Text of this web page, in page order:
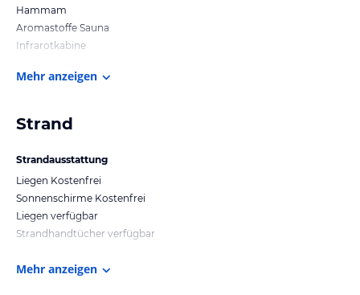
Hammam
Aromastoffe Sauna
Infrarotkabine
Mehr anzeigen
Strand
Strandausstattung
Liegen Kostenfrei
Sonnenschirme Kostenfrei
Liegen verfügbar
Strandhandtücher verfügbar
Mehr anzeigen